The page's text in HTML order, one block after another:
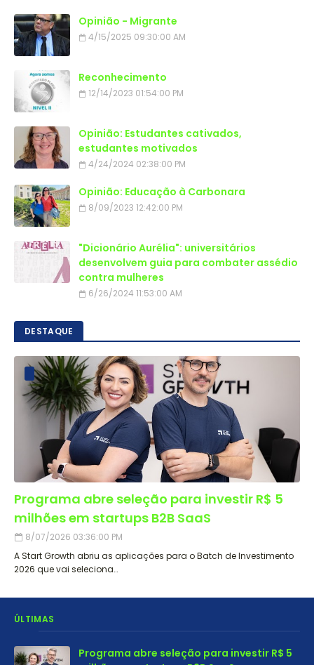
Opinião - Migrante
4/15/2025 09:30:00 AM
Reconhecimento
12/14/2023 01:54:00 PM
Opinião: Estudantes cativados,
estudantes motivados
4/24/2024 02:38:00 PM
Opinião: Educação à Carbonara
8/09/2023 12:42:00 PM
"Dicionário Aurélia": universitários
desenvolvem guia para combater assédio
contra mulheres
6/26/2024 11:53:00 AM
DESTAQUE
Programa abre seleção para investir R$ 5
milhões em startups B2B SaaS
8/07/2026 03:36:00 PM
A Start Growth abriu as aplicações para o Batch de Investimento
2026 que vai seleciona…
ÚLTIMAS
Programa abre seleção para investir R$ 5